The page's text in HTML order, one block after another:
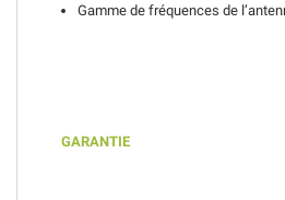
Gamme de fréquences de
GARANTIE